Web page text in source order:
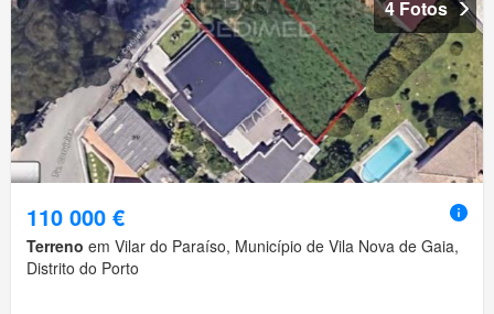
4 Fotos
110 000 €
Terreno em Vilar do Paraíso, Município de Vila Nova de Gaia,
Distrito do Porto